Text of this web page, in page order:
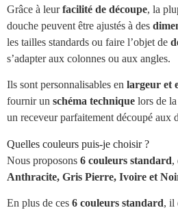
Grâce à leurfacilité de découpe, la
douche peuvent être ajustés à des
les tailles standards ou faire l’objet de
s’adapter aux colonnes ou aux angles.
Ils sont personnalisables en largeur et
fournir un schéma technique lors de
un receveur parfaitement découpé aux
Quelles couleurs puis-je choisir ?
Nous proposons 6 couleurs standard,
Anthracite, Gris Pierre, Ivoire et
En plus de ces 6 couleurs standard, il